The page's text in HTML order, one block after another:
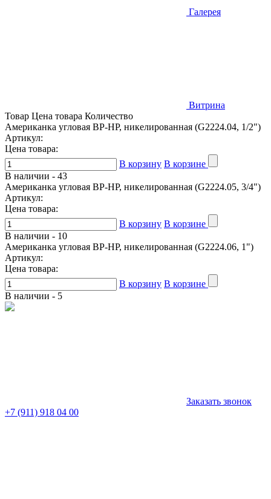
Галерея
Витрина
Товар Цена товара Количество
Американка угловая ВР-НР, никелированная (G2224.04, 1/2")
Артикул:
Цена товара:
В корзину В корзине
В наличии - 43
Американка угловая ВР-НР, никелированная (G2224.05, 3/4")
Артикул:
Цена товара:
В корзину В корзине
В наличии - 10
Американка угловая ВР-НР, никелированная (G2224.06, 1")
Артикул:
Цена товара:
В корзину В корзине
В наличии - 5
Заказать звонок
+7 (911) 918 04 00